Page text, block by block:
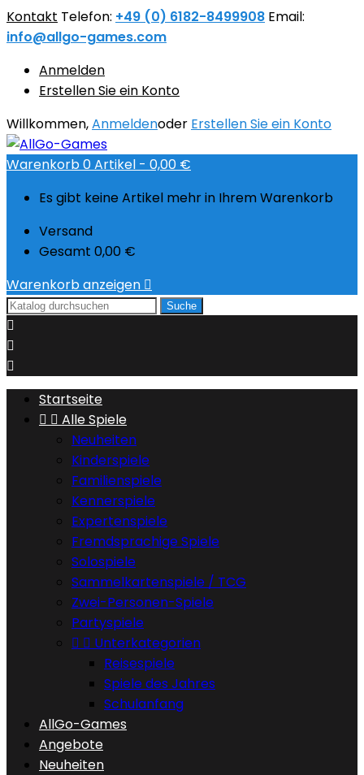
Kontakt Telefon: +49 (0) 6182-8499908 Email:
info@allgo-games.com
Anmelden
Erstellen Sie ein Konto
Willkommen,Anmeldenoder Erstellen Sie ein Konto
Warenkorb0Artikel - 0,00 €
Es gibt keine Artikel mehr in Ihrem Warenkorb
Versand
Gesamt 0,00 €
Warenkorb anzeigen 
Suche



Startseite
  Alle Spiele
Neuheiten
Kinderspiele
Familienspiele
Kennerspiele
Expertenspiele
Fremdsprachige Spiele
Solospiele
Sammelkartenspiele / TCG
Zwei-Personen-Spiele
Partyspiele
  Unterkategorien
Reisespiele
Spiele des Jahres
Schulanfang
AllGo-Games
Angebote
Neuheiten